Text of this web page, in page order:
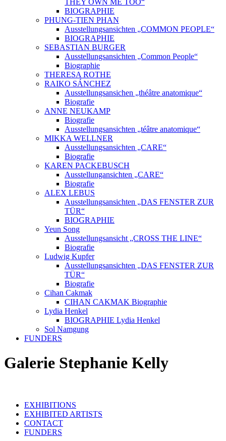
BIOGRAPHIE
PHUNG-TIEN PHAN
Ausstellungsansichten „COMMON PEOPLE“
BIOGRAPHIE
SEBASTIAN BURGER
Ausstellungsansichten „Common People“
Biographie
THERESA ROTHE
RAIKO SÁNCHEZ
Ausstellungsansichen „théâtre anatomique“
Biografie
ANNE NEUKAMP
Biografie
Ausstellungsansichten „téâtre anatomique“
MIKKA WELLNER
Ausstellungsansichten „CARE“
Biografie
KAREN PACKEBUSCH
Ausstellungansichten „CARE“
Biografie
ALEX LEBUS
Ausstellungsansichten „DAS FENSTER ZUR
TÜR“
BIOGRAPHIE
Yeun Song
Ausstellungsansicht „CROSS THE LINE“
Biografie
Ludwig Kupfer
Ausstellungsansichten „DAS FENSTER ZUR
TÜR“
Biografie
Cihan Cakmak
CIHAN CAKMAK Biographie
Lydia Henkel
BIOGRAPHIE Lydia Henkel
Sol Namgung
FUNDERS
Galerie Stephanie Kelly
EXHIBITIONS
EXHIBITED ARTISTS
CONTACT
FUNDERS